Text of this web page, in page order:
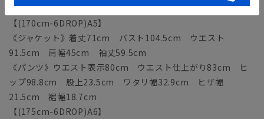
21.2cm 裾幅18.4cm
【(170cm-6DROP)A5】
《ジャケット》着丈71cm バスト104.5cm ウエスト
91.5cm 肩幅45cm 袖丈59.5cm
《パンツ》ウエスト表示80cm ウエスト仕上がり83cm ヒ
ップ98.8cm 股上23.5cm ワタリ幅32.9cm ヒザ幅
21.5cm 裾幅18.7cm
【(175cm-6DROP)A6】